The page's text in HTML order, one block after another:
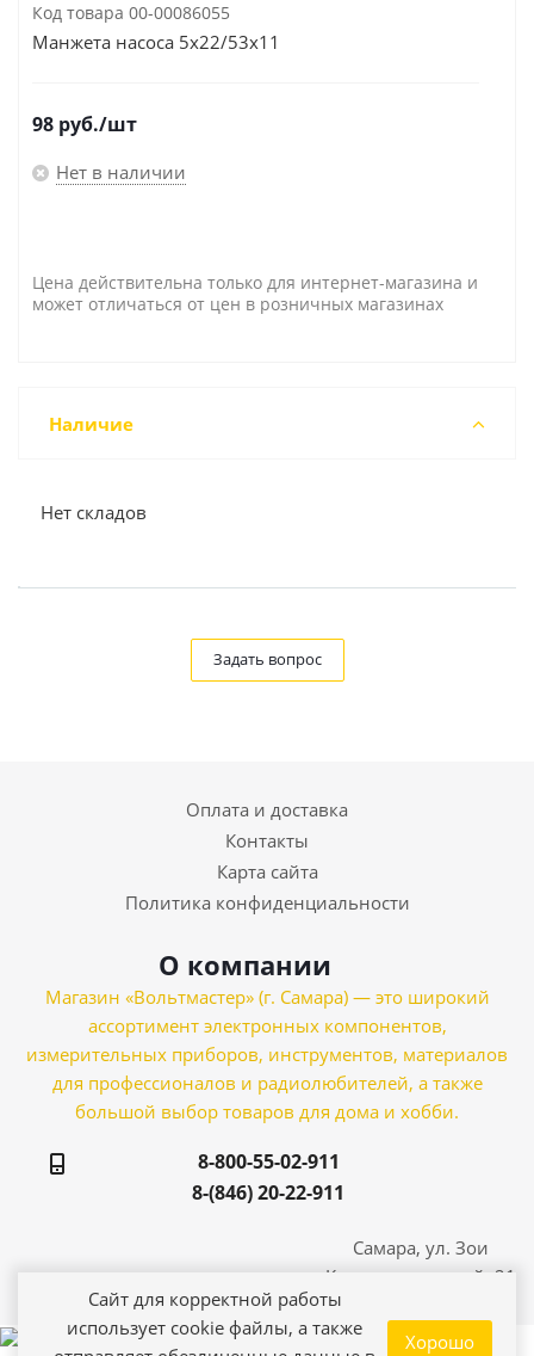
Код товара 00-00086055
Манжета насоса 5х22/53х11
98 руб./шт
Нет в наличии
Цена действительна только для интернет-магазина и
может отличаться от цен в розничных магазинах
Наличие
Нет складов
Задать вопрос
Оплата и доставка
Контакты
Карта сайта
Политика конфиденциальности
О компании
Магазин «Вольтмастер» (г. Самара) — это широкий
ассортимент электронных компонентов,
измерительных приборов, инструментов, материалов
для профессионалов и радиолюбителей, а также
большой выбор товаров для дома и хобби.
8-800-55-02-911
8-(846) 20-22-911
Самара, ул. Зои
Космодемьянской, 21
Сайт для корректной работы
использует cookie файлы, а также
Хорошо